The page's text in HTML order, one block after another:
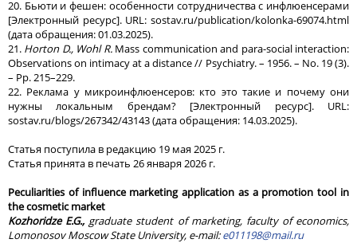
20. Бьюти и фешен: особенности сотрудничества с инфлюенсерами
[Электронный ресурс]. URL: sostav.ru/publication/kolonka-69074.html
(дата обращения: 01.03.2025).
21. Horton D., Wohl R.Mass communication and para-social interaction:
Observations on intimacy at a distance // Psychiatry. – 1956. – No. 19 (3).
– Pp. 215–229.
22. Реклама у микроинфлюенсеров: кто это такие и почему они
нужны локальным брендам? [Электронный ресурс]. URL:
sostav.ru/blogs/267342/43143 (дата обращения: 14.03.2025).
Статья поступила в редакцию 19 мая 2025 г.
Статья принята в печать 26 января 2026 г.
Peculiarities of influence marketing application as a promotion tool in
the cosmetic market
Kozhoridze E.G., graduate student of marketing, faculty of economics,
Lomonosov Moscow State University, e-mail:e011198@mail.ru